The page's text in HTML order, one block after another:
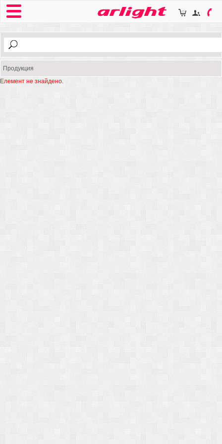
Продукция
Елемент не знайдено.